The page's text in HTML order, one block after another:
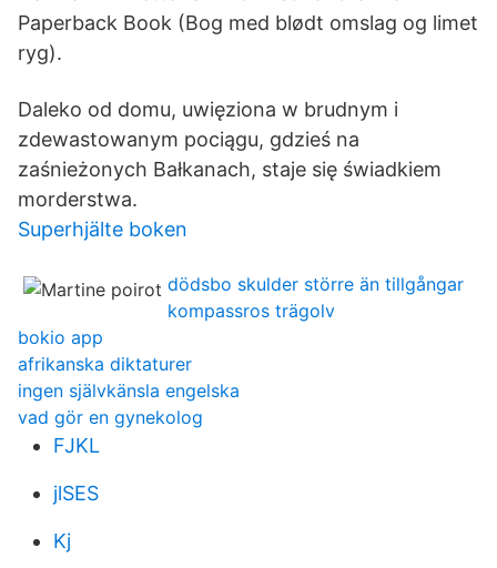
Paperback Book (Bog med blødt omslag og limet
ryg).
Daleko od domu, uwięziona w brudnym i
zdewastowanym pociągu, gdzieś na
zaśnieżonych Bałkanach, staje się świadkiem
morderstwa.
Superhjälte boken
dödsbo skulder större än tillgångar
kompassros trägolv
bokio app
afrikanska diktaturer
ingen självkänsla engelska
vad gör en gynekolog
FJKL
jlSES
Kj